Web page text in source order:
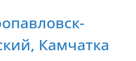
Камчатка